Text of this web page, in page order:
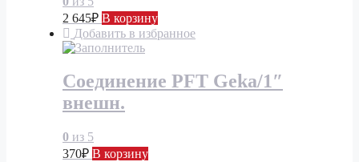
2 645₽ В корзину
Добавить в избранное
Соединение PFT Geka/1″
внешн.
0 из 5
370₽ В корзину